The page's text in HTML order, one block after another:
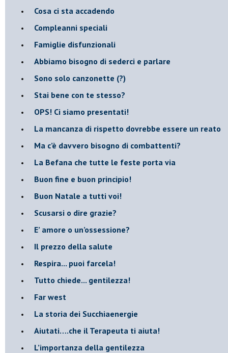
​Cosa ci sta accadendo
​Compleanni speciali
​Famiglie disfunzionali
​Abbiamo bisogno di sederci e parlare
Sono solo canzonette (?)
​Stai bene con te stesso?
​OPS! Ci siamo presentati!
​La mancanza di rispetto dovrebbe essere un reato
​Ma c’è davvero bisogno di combattenti?
​La Befana che tutte le feste porta via
Buon fine e buon principio!
​Buon Natale a tutti voi!
​Scusarsi o dire grazie?
​E’ amore o un’ossessione?
​Il prezzo della salute
​Respira... puoi farcela!
​Tutto chiede... gentilezza!
​Far west
​La storia dei Succhiaenergie
​Aiutati….che il Terapeuta ti aiuta!
​L’importanza della gentilezza